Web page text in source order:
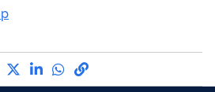
Compartilhe por Facebook
Compartilhe por Twitter
Compartilhe por
Compartilhe por
link para Copiar